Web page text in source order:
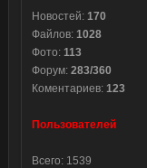
Новостей: 170
Файлов: 1028
Фото: 113
Форум: 283/360
Коментариев: 123
Пользователей
Всего: 1539